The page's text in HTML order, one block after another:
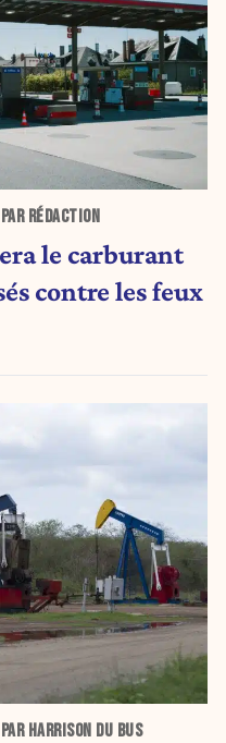
RÉDACTION
le carburant
contre les feux
HARRISON DU BUS